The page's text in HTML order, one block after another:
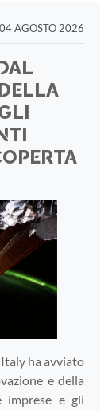
AGOSTO 2026
ha avviato
e della
imprese e gli